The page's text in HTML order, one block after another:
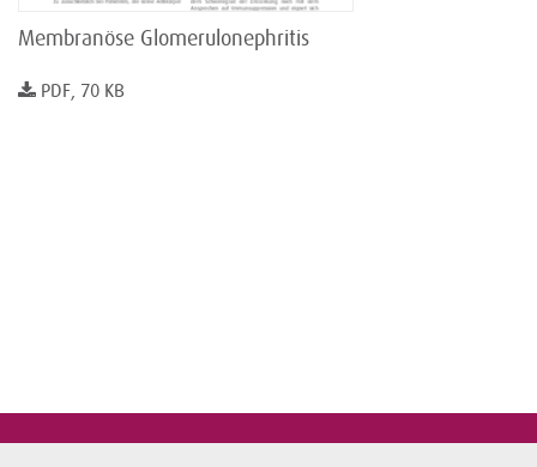
Membranöse Glomerulonephritis
PDF, 70 KB